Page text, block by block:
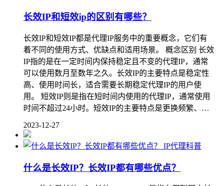
长效IP和短效ip的区别有哪些？
长效IP和短效IP都是代理IP服务中的重要概念，它们有
着不同的使用方式、优缺点和适用场景。 概念区别 长效
IP指的是在一定时间内保持稳定且不变的代理IP，通常
可以使用数月至数年之久。长效IP的主要特点是稳定性
高、使用时间长，适合需要长期稳定代理IP的用户使
用。 短效IP则是指在短时间内使用的代理IP，通常使用
时间不超过24小时。短效IP的主要特点是更换频繁、…
2023-12-27
IP代理科普
什么是长效IP？长效IP都有哪些优点？